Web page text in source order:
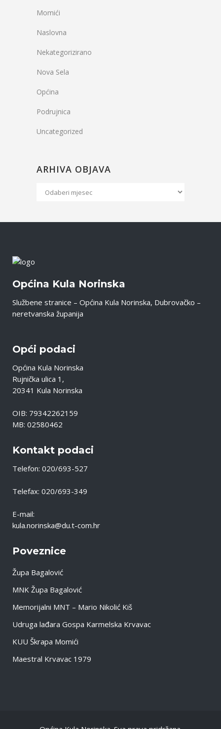
Momići
Naslovna
Nekategorizirano
Nova Sela
Općina
Podrujnica
Uncategorized
ARHIVA OBJAVA
Arhiva
Općina Kula Norinska
Službene stranice – Općina Kula Norinska, Dubrovačko –
neretvanska županija
Opći podaci
Općina Kula Norinska
Rujnička ulica 1,
20341 Kula Norinska
OIB: 79342262159
MB: 02580462
Kontakt podaci
Telefon: 020/693-527
Telefax: 020/693-349
E-mail:
kula.norinska@du.t-com.hr
Poveznice
Župa Bagalović
MNK Župa Bagalović
Memorijalni MNT – Mario Nikolić Kiš
Udruga lađara Gospa Karmelska Krvavac
KUU Škrapa Momići
Maestral Krvavac 1979